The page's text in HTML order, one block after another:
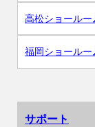
高松ショールー
福岡ショールー
サポート